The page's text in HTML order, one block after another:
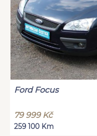
Ford Focus
79 999 Kč
259 100 Km